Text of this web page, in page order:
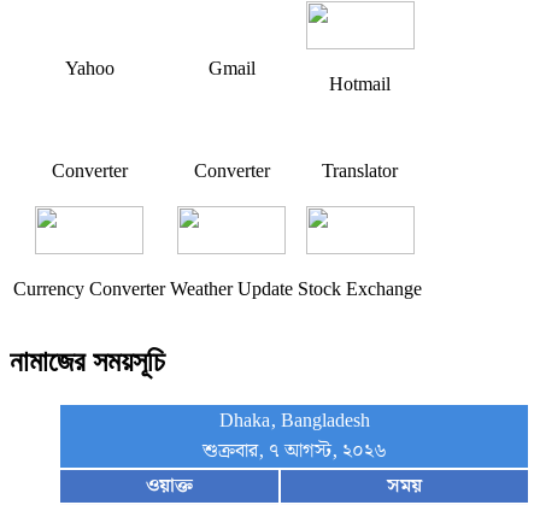
Yahoo Gmail
Hotmail
Converter Converter Translator
Currency Converter Weather Update Stock Exchange
নামাজের সময়সূচি
Dhaka, Bangladesh
শুক্রবার, ৭ আগস্ট, ২০২৬
ওয়াক্ত
সময়